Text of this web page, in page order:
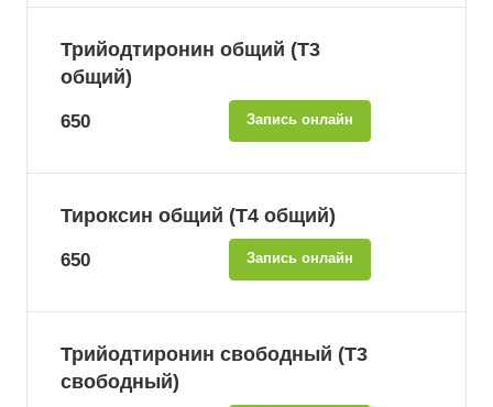
Трийодтиронин общий (Т3
общий)
650 Запись онлайн
Тироксин общий (Т4 общий)
650 Запись онлайн
Трийодтиронин свободный (Т3
свободный)